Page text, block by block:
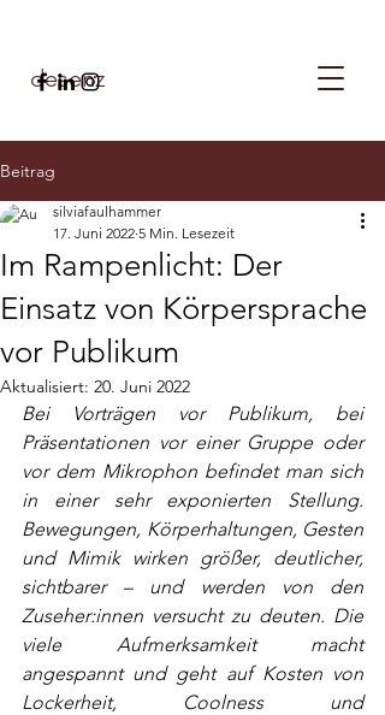
desenz
Beitrag
Im Rampenlicht: Der
Einsatz von Körpersprache
vor Publikum
silviafaulhammer
17. Juni 2022 5 Min. Lesezeit
Aktualisiert: 20. Juni 2022
Bei Vorträgen vor Publikum, bei
Präsentationen vor einer Gruppe oder
vor dem Mikrophon befindet man sich
in einer sehr exponierten Stellung.
Bewegungen, Körperhaltungen, Gesten
und Mimik wirken größer, deutlicher,
sichtbarer – und werden von den
Zuseher:innen versucht zu deuten. Die
viele Aufmerksamkeit macht
angespannt und geht auf Kosten von
Lockerheit, Coolness und